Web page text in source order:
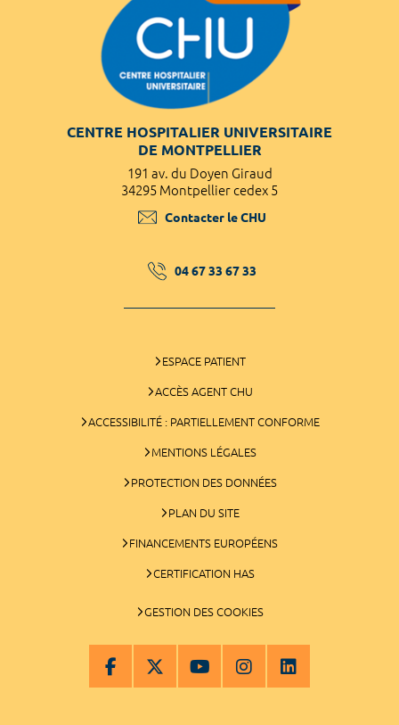
CENTRE HOSPITALIER UNIVERSITAIRE
DE MONTPELLIER
191 av. du Doyen Giraud
34295 Montpellier cedex 5
Contacter le CHU
04 67 33 67 33
ESPACE PATIENT
ACCÈS AGENT CHU
ACCESSIBILITÉ : PARTIELLEMENT CONFORME
MENTIONS LÉGALES
PROTECTION DES DONNÉES
PLAN DU SITE
FINANCEMENTS EUROPÉENS
CERTIFICATION HAS
GESTION DES COOKIES